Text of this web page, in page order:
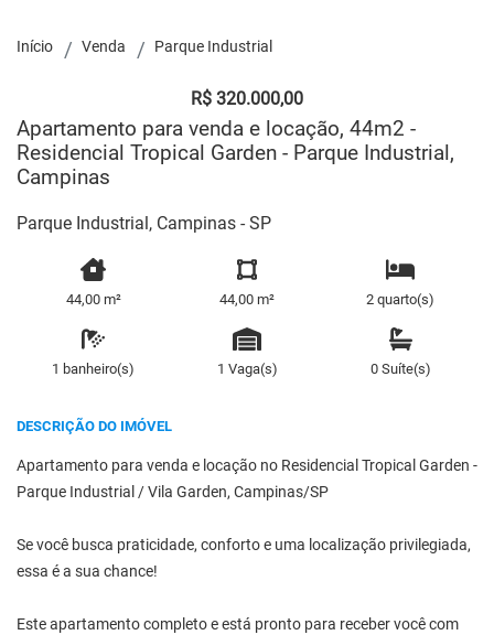
Início Venda Parque Industrial
R$ 320.000,00
Apartamento para venda e locação, 44m2 -
Residencial Tropical Garden - Parque Industrial,
Campinas
Parque Industrial, Campinas - SP
44,00 m² 44,00 m² 2 quarto(s)
1 banheiro(s) 1 Vaga(s) 0 Suíte(s)
DESCRIÇÃO DO IMÓVEL
Apartamento para venda e locação no Residencial Tropical Garden -
Parque Industrial / Vila Garden, Campinas/SP
Se você busca praticidade, conforto e uma localização privilegiada,
essa é a sua chance!
Este apartamento completo e está pronto para receber você com